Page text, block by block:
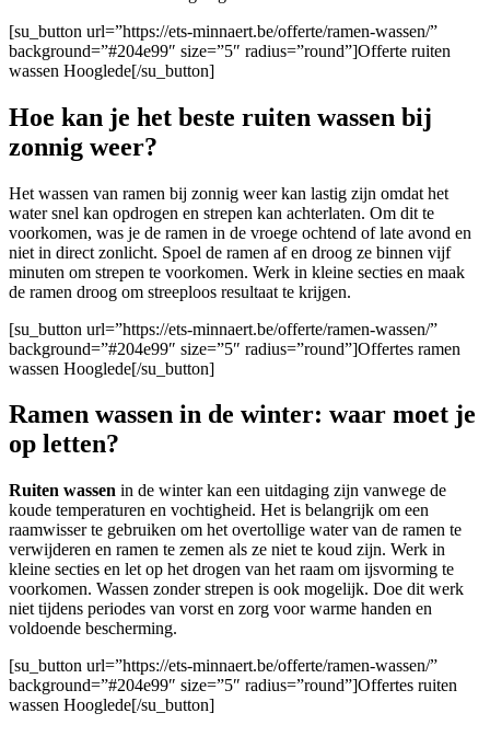
[su_button url=”https://ets-minnaert.be/offerte/ramen-wassen/”
background=”#204e99″ size=”5″ radius=”round”]Offerte ruiten
wassen Hooglede[/su_button]
Hoe kan je het beste ruiten wassen bij
zonnig weer?
Het wassen van ramen bij zonnig weer kan lastig zijn omdat het
water snel kan opdrogen en strepen kan achterlaten. Om dit te
voorkomen, was je de ramen in de vroege ochtend of late avond en
niet in direct zonlicht. Spoel de ramen af en droog ze binnen vijf
minuten om strepen te voorkomen. Werk in kleine secties en maak
de ramen droog om streeploos resultaat te krijgen.
[su_button url=”https://ets-minnaert.be/offerte/ramen-wassen/”
background=”#204e99″ size=”5″ radius=”round”]Offertes ramen
wassen Hooglede[/su_button]
Ramen wassen in de winter: waar moet je
op letten?
Ruiten wassen in de winter kan een uitdaging zijn vanwege de
koude temperaturen en vochtigheid. Het is belangrijk om een
raamwisser te gebruiken om het overtollige water van de ramen te
verwijderen en ramen te zemen als ze niet te koud zijn. Werk in
kleine secties en let op het drogen van het raam om ijsvorming te
voorkomen. Wassen zonder strepen is ook mogelijk. Doe dit werk
niet tijdens periodes van vorst en zorg voor warme handen en
voldoende bescherming.
[su_button url=”https://ets-minnaert.be/offerte/ramen-wassen/”
background=”#204e99″ size=”5″ radius=”round”]Offertes ruiten
wassen Hooglede[/su_button]